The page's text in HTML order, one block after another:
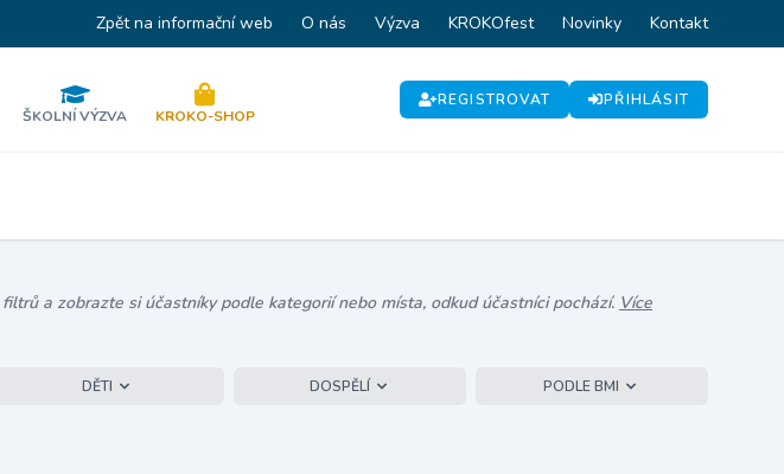
Zpět na informační web O nás Výzva KROKOfest Novinky Kontakt
ŠKOLNÍ VÝZVA KROKO-SHOP
REGISTROVAT PŘIHLÁSIT
a zobrazte si účastníky podle kategorií nebo místa, odkud účastníci pochází. Více
DĚTI DOSPĚLÍ PODLE BMI